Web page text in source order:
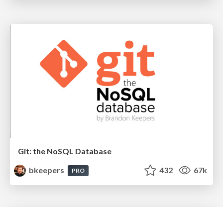
Git: the NoSQL Database
bkeepers
PRO 432 67k